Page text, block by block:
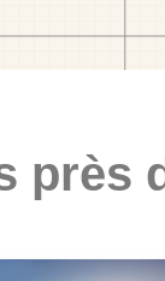
près